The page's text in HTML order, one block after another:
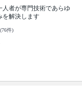
人者が専門技術であらゆ
を解決します
(76件)